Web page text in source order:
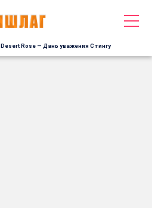
Desert Rose — Дань уважения Стингу